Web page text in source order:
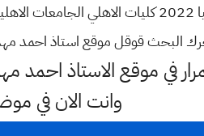
معدلات الكليات الاهلية 2023 الحدود الدنيا
في موقع الاستاذ
وانت الان في